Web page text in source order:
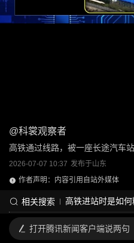
@科裳观察者
高铁通过线路，被一座长途汽车
2026-07-07 10:37 发布于山东
作者声明：内容引用自站外媒体
相关搜索 高铁进站时是如
打开腾讯新闻客户端说两句